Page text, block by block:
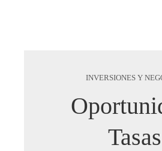
INVERSIONES Y
Tasas